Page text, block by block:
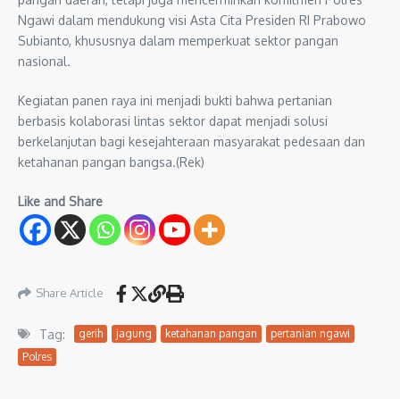
Ngawi dalam mendukung visi Asta Cita Presiden RI Prabowo
Subianto, khususnya dalam memperkuat sektor pangan
nasional.
Kegiatan panen raya ini menjadi bukti bahwa pertanian
berbasis kolaborasi lintas sektor dapat menjadi solusi
berkelanjutan bagi kesejahteraan masyarakat pedesaan dan
ketahanan pangan bangsa.(Rek)
Like and Share
Share Article
Tag: gerih jagung ketahanan pangan
pertanian ngawi
Polres